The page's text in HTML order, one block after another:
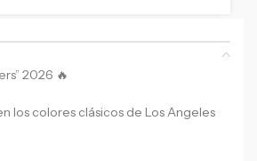
2026 🔥
los colores clásicos de Los Angeles